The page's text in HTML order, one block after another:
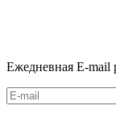
Ежедневная E-mail